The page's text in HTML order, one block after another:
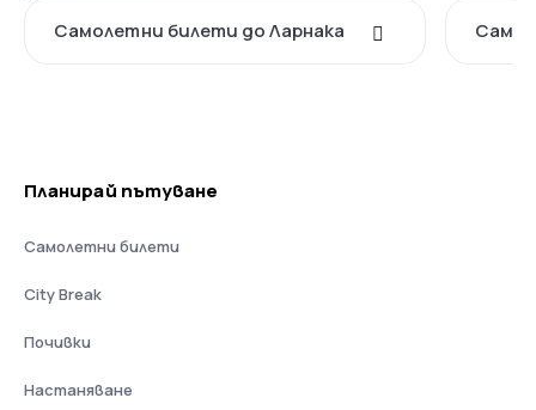
Самолетни билети до Ларнака
Планирай пътуване
Самолетни билети
City Break
Почивки
Настаняване